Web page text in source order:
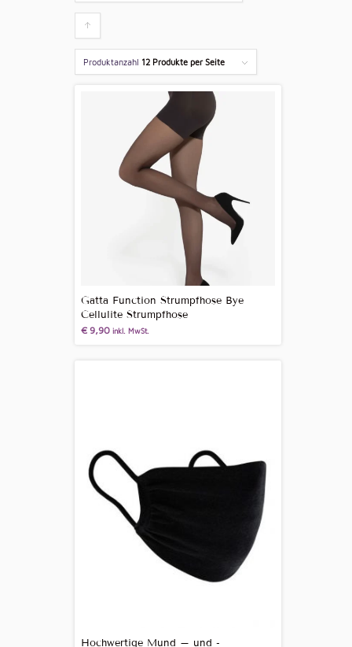
um
die
Produktanzahl 12 Produkte per Seite
Gatta Function Strumpfhose Bye
Cellulite Strumpfhose
€9,90 inkl. MwSt.
Hochwertige Mund – und -